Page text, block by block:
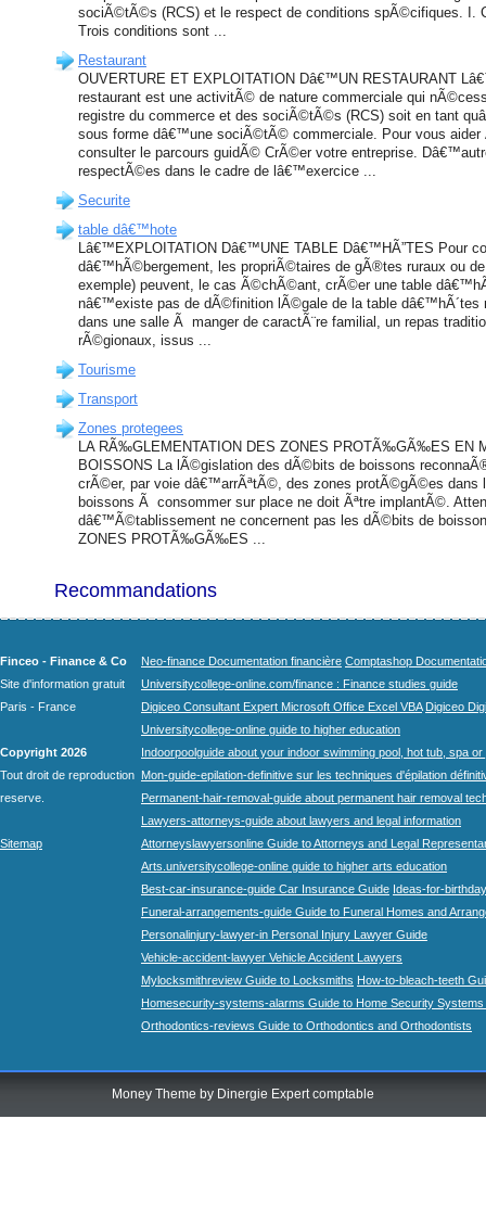
sociÃ©tÃ©s (RCS) et le respect de conditions spÃ©cifiques. I.
Trois conditions sont ...
Restaurant
OUVERTURE ET EXPLOITATION Dâ€™UN RESTAURANT
restaurant est une activitÃ© de nature commerciale qui
registre du commerce et des sociÃ©tÃ©s (RCS) soit en tant
sous forme dâ€™une sociÃ©tÃ© commerciale. Pour vous
consulter le parcours guidÃ© CrÃ©er votre entreprise.
respectÃ©es dans le cadre de lâ€™exercice ...
Securite
table dâ€™hote
Lâ€™EXPLOITATION Dâ€™UNE TABLE Dâ€™HÃ”TES Pour
dâ€™hÃ©bergement, les propriÃ©taires de gÃ®tes ruraux ou
exemple) peuvent, le cas Ã©chÃ©ant, crÃ©er une table
nâ€™existe pas de dÃ©finition lÃ©gale de la table
dans une salle Ã manger de caractÃ¨re familial, un repas
rÃ©gionaux, issus ...
Tourisme
Transport
Zones protegees
LA RÃ‰GLEMENTATION DES ZONES PROTÃ‰GÃ‰ES EN
BOISSONS La lÃ©gislation des dÃ©bits de boissons
crÃ©er, par voie dâ€™arrÃªtÃ©, des zones protÃ©gÃ©es dans
boissons Ã consommer sur place ne doit Ãªtre implantÃ©.
dâ€™Ã©tablissement ne concernent pas les dÃ©bits de
ZONES PROTÃ‰GÃ‰ES ...
Recommandations
Finceo - Finance & Co
Site d'information gratuit
Paris - France
Copyright 2026
Tout droit de reproduction
reserve.
Sitemap
Neo-finance Documentation financière Comptashop
Universitycollege-online.com/finance : Finance studies guide
Digiceo Consultant Expert Microsoft Office Excel VBA Digiceo
Universitycollege-online guide to higher education
Indoorpoolguide about your indoor swimming pool, hot tub, spa
Mon-guide-epilation-definitive sur les techniques d'épilation
Permanent-hair-removal-guide about permanent hair removal
Lawyers-attorneys-guide about lawyers and legal information
Attorneyslawyersonline Guide to Attorneys and Legal
Arts.universitycollege-online guide to higher arts education
Best-car-insurance-guide Car Insurance Guide Ideas-for-
Funeral-arrangements-guide Guide to Funeral Homes and
Personalinjury-lawyer-in Personal Injury Lawyer Guide
Vehicle-accident-lawyer Vehicle Accident Lawyers
Mylocksmithreview Guide to Locksmiths How-to-bleach-teeth
Homesecurity-systems-alarms Guide to Home Security Systems
Orthodontics-reviews Guide to Orthodontics and Orthodontists
Money Theme by Dinergie Expert comptable